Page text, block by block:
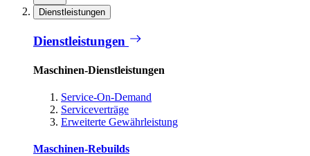
Dienstleistungen
Dienstleistungen
Maschinen-Dienstleistungen
Service-On-Demand
Serviceverträge
Erweiterte Gewährleistung
Maschinen-Rebuilds